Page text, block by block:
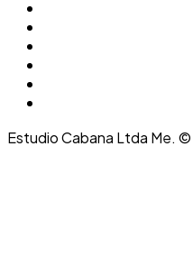
Estudio Cabana Ltda Me.